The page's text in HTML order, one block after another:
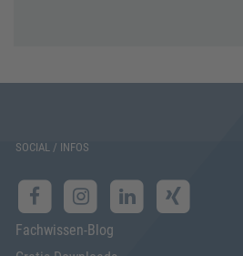
SOCIAL / INFOS
Fachwissen-Blog